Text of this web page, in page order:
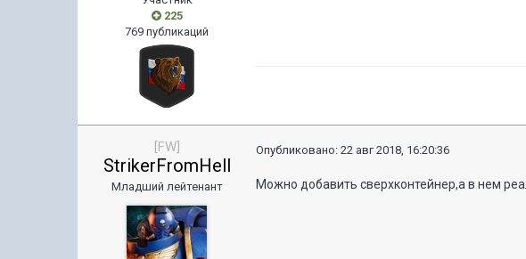
225
769 публикаций
[FW]
StrikerFromHell
Младший лейтенант
Опубликовано:22 авг 2018, 16:20:36
Можно добавить сверхконтейнер,а в нем